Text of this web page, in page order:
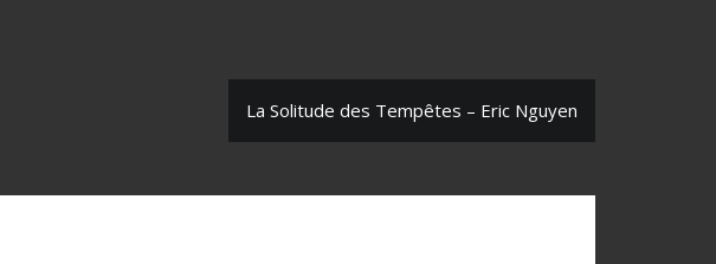
La Solitude des Tempêtes – Eric Nguyen